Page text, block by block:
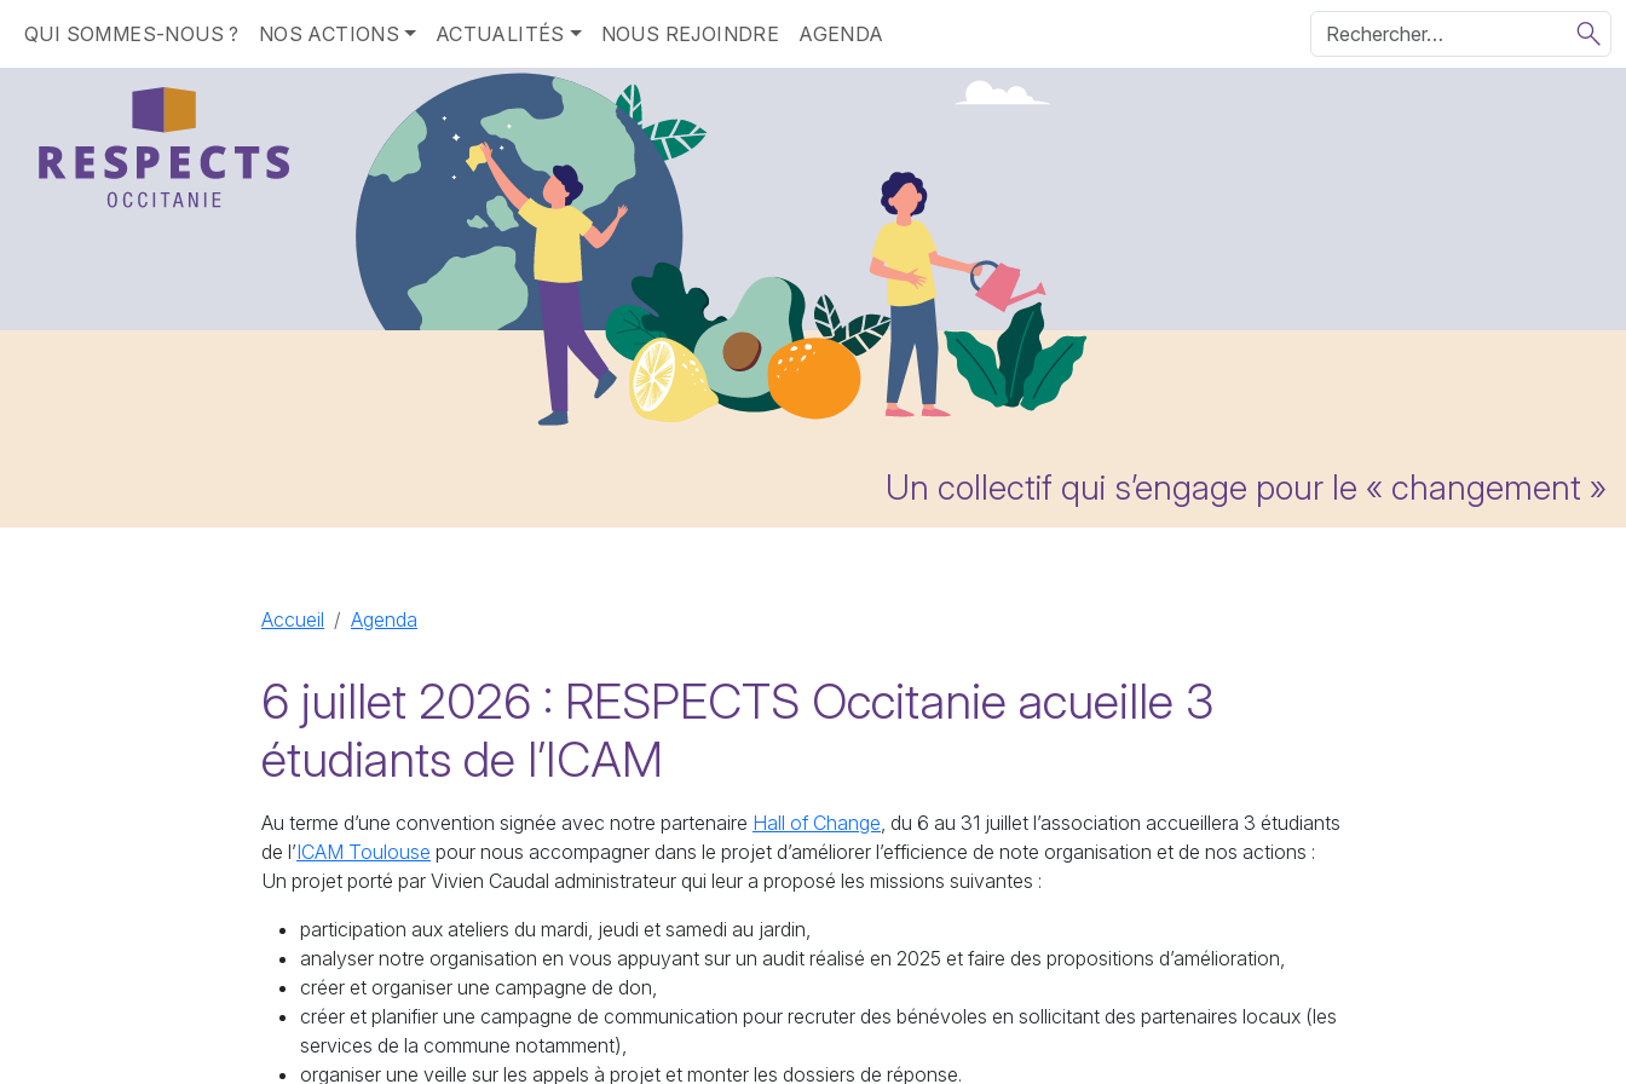
QUI SOMMES-NOUS ? NOS ACTIONS ACTUALITÉS NOUS REJOINDRE AGENDA
Un collectif qui s’engage pour le « changement »
Accueil Agenda
6 juillet 2026 : RESPECTS Occitanie acueille 3
étudiants de l’ICAM
Au terme d’une convention signée avec notre partenaire Hall of Change, du 6 au 31 juillet l’association accueillera 3 étudiants
de l’ICAM Toulouse pour nous accompagner dans le projet d’améliorer l’efficience de note organisation et de nos actions :
Un projet porté par Vivien Caudal administrateur qui leur a proposé les missions suivantes :
participation aux ateliers du mardi, jeudi et samedi au jardin,
analyser notre organisation en vous appuyant sur un audit réalisé en 2025 et faire des propositions d’amélioration,
créer et organiser une campagne de don,
créer et planifier une campagne de communication pour recruter des bénévoles en sollicitant des partenaires locaux (les
services de la commune notamment),
organiser une veille sur les appels à projet et monter les dossiers de réponse.